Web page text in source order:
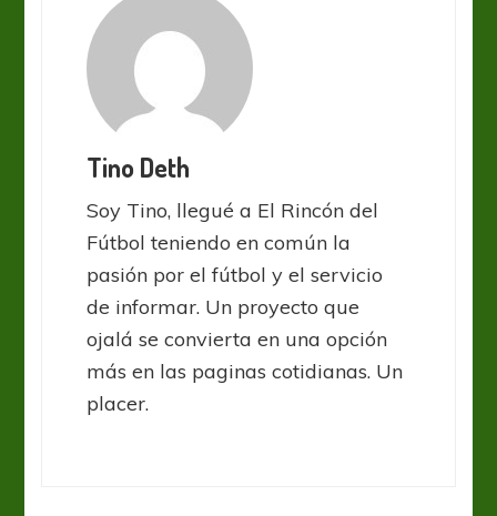
Tino Deth
Soy Tino, llegué a El Rincón del
Fútbol teniendo en común la
pasión por el fútbol y el servicio
de informar. Un proyecto que
ojalá se convierta en una opción
más en las paginas cotidianas. Un
placer.